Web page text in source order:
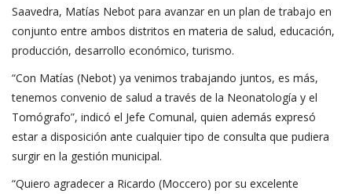
Saavedra, Matías Nebot para avanzar en un plan de trabajo en
conjunto entre ambos distritos en materia de salud, educación,
producción, desarrollo económico, turismo.
“Con Matías (Nebot) ya venimos trabajando juntos, es más,
tenemos convenio de salud a través de la Neonatología y el
Tomógrafo”, indicó el Jefe Comunal, quien además expresó
estar a disposición ante cualquier tipo de consulta que pudiera
surgir en la gestión municipal.
“Quiero agradecer a Ricardo (Moccero) por su excelente